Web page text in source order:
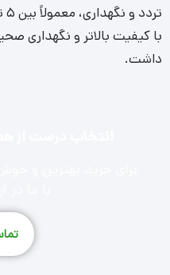
با کیفیت بالاتر و نگهداری
داشت.